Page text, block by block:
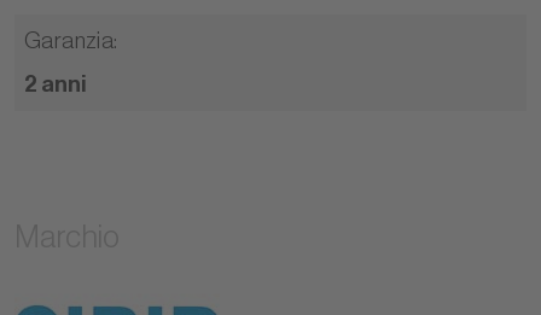
Garanzia:
2 anni